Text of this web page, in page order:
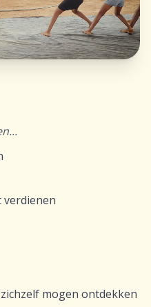
verdienen
mogen ontdekken